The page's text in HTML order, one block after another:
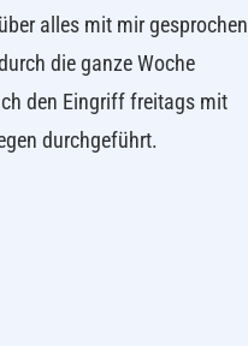
alles mit mir gesprochen
die ganze Woche
den Eingriff freitags mit
durchgeführt.